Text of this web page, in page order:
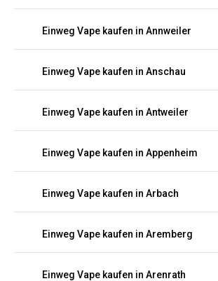
Einweg Vape kaufen in Annweiler
Einweg Vape kaufen in Anschau
Einweg Vape kaufen in Antweiler
Einweg Vape kaufen in Appenheim
Einweg Vape kaufen in Arbach
Einweg Vape kaufen in Aremberg
Einweg Vape kaufen in Arenrath